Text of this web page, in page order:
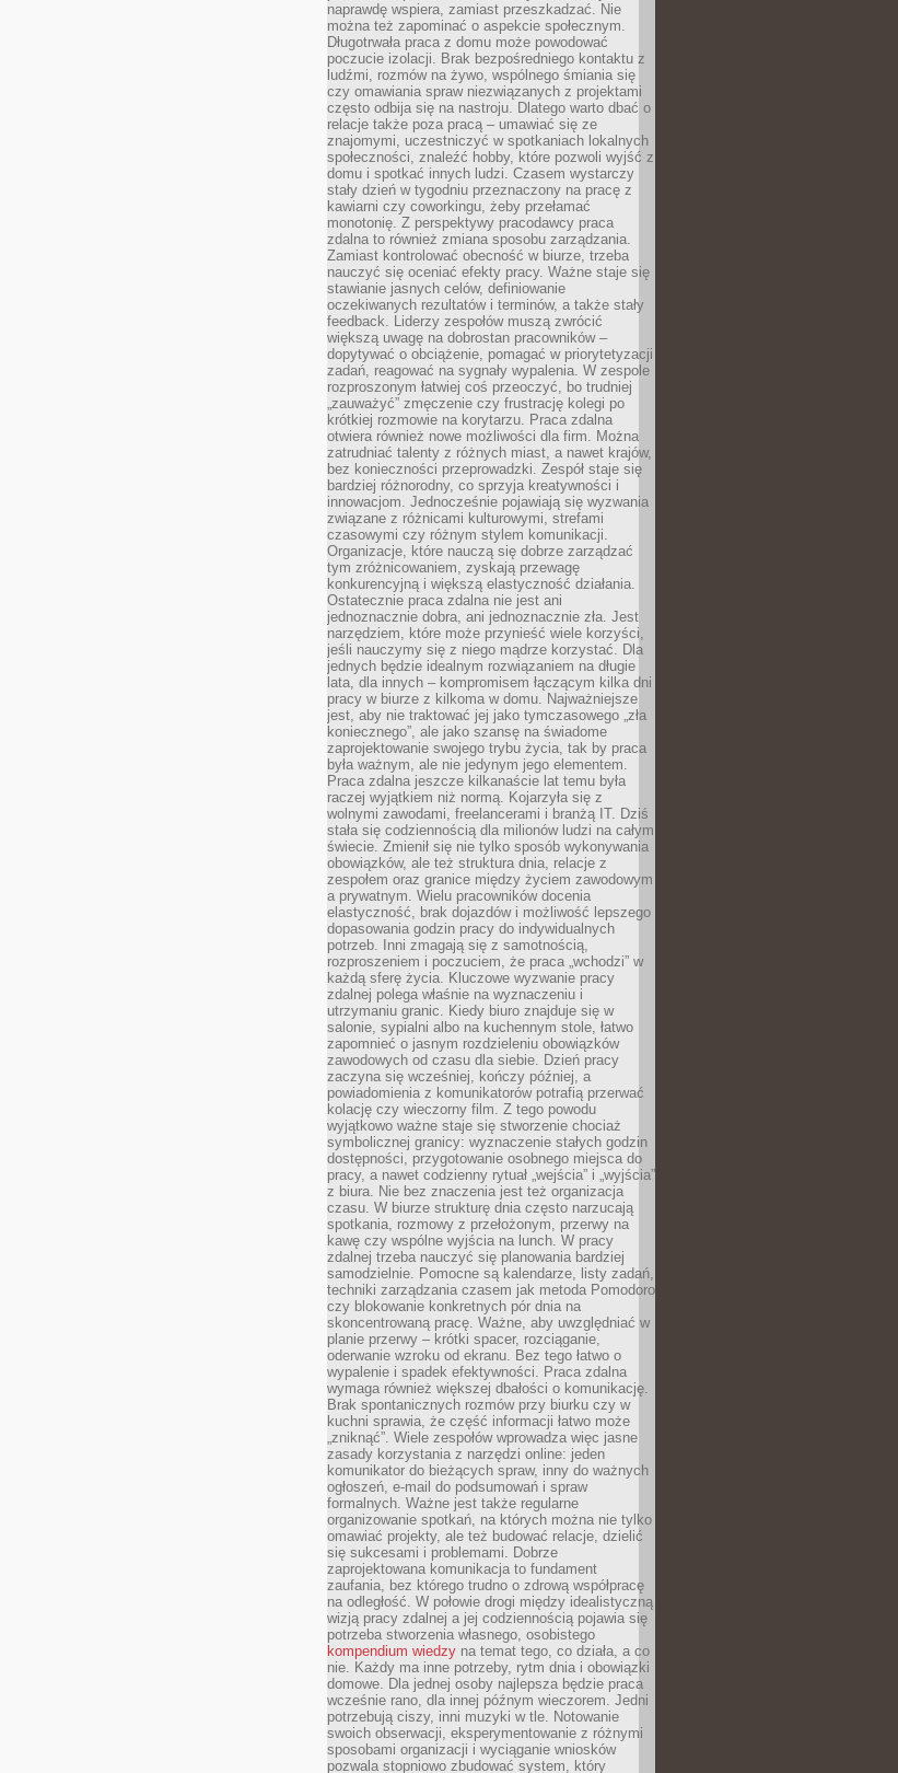
naprawdę wspiera, zamiast przeszkadzać. Nie
można też zapominać o aspekcie społecznym.
Długotrwała praca z domu może powodować
poczucie izolacji. Brak bezpośredniego kontaktu z
ludźmi, rozmów na żywo, wspólnego śmiania się
czy omawiania spraw niezwiązanych z projektami
często odbija się na nastroju. Dlatego warto dbać o
relacje także poza pracą – umawiać się ze
znajomymi, uczestniczyć w spotkaniach lokalnych
społeczności, znaleźć hobby, które pozwoli wyjść z
domu i spotkać innych ludzi. Czasem wystarczy
stały dzień w tygodniu przeznaczony na pracę z
kawiarni czy coworkingu, żeby przełamać
monotonię. Z perspektywy pracodawcy praca
zdalna to również zmiana sposobu zarządzania.
Zamiast kontrolować obecność w biurze, trzeba
nauczyć się oceniać efekty pracy. Ważne staje się
stawianie jasnych celów, definiowanie
oczekiwanych rezultatów i terminów, a także stały
feedback. Liderzy zespołów muszą zwrócić
większą uwagę na dobrostan pracowników –
dopytywać o obciążenie, pomagać w priorytetyzacji
zadań, reagować na sygnały wypalenia. W zespole
rozproszonym łatwiej coś przeoczyć, bo trudniej
„zauważyć” zmęczenie czy frustrację kolegi po
krótkiej rozmowie na korytarzu. Praca zdalna
otwiera również nowe możliwości dla firm. Można
zatrudniać talenty z różnych miast, a nawet krajów,
bez konieczności przeprowadzki. Zespół staje się
bardziej różnorodny, co sprzyja kreatywności i
innowacjom. Jednocześnie pojawiają się wyzwania
związane z różnicami kulturowymi, strefami
czasowymi czy różnym stylem komunikacji.
Organizacje, które nauczą się dobrze zarządzać
tym zróżnicowaniem, zyskają przewagę
konkurencyjną i większą elastyczność działania.
Ostatecznie praca zdalna nie jest ani
jednoznacznie dobra, ani jednoznacznie zła. Jest
narzędziem, które może przynieść wiele korzyści,
jeśli nauczymy się z niego mądrze korzystać. Dla
jednych będzie idealnym rozwiązaniem na długie
lata, dla innych – kompromisem łączącym kilka dni
pracy w biurze z kilkoma w domu. Najważniejsze
jest, aby nie traktować jej jako tymczasowego „zła
koniecznego”, ale jako szansę na świadome
zaprojektowanie swojego trybu życia, tak by praca
była ważnym, ale nie jedynym jego elementem.
Praca zdalna jeszcze kilkanaście lat temu była
raczej wyjątkiem niż normą. Kojarzyła się z
wolnymi zawodami, freelancerami i branżą IT. Dziś
stała się codziennością dla milionów ludzi na całym
świecie. Zmienił się nie tylko sposób wykonywania
obowiązków, ale też struktura dnia, relacje z
zespołem oraz granice między życiem zawodowym
a prywatnym. Wielu pracowników docenia
elastyczność, brak dojazdów i możliwość lepszego
dopasowania godzin pracy do indywidualnych
potrzeb. Inni zmagają się z samotnością,
rozproszeniem i poczuciem, że praca „wchodzi” w
każdą sferę życia. Kluczowe wyzwanie pracy
zdalnej polega właśnie na wyznaczeniu i
utrzymaniu granic. Kiedy biuro znajduje się w
salonie, sypialni albo na kuchennym stole, łatwo
zapomnieć o jasnym rozdzieleniu obowiązków
zawodowych od czasu dla siebie. Dzień pracy
zaczyna się wcześniej, kończy później, a
powiadomienia z komunikatorów potrafią przerwać
kolację czy wieczorny film. Z tego powodu
wyjątkowo ważne staje się stworzenie chociaż
symbolicznej granicy: wyznaczenie stałych godzin
dostępności, przygotowanie osobnego miejsca do
pracy, a nawet codzienny rytuał „wejścia” i „wyjścia”
z biura. Nie bez znaczenia jest też organizacja
czasu. W biurze strukturę dnia często narzucają
spotkania, rozmowy z przełożonym, przerwy na
kawę czy wspólne wyjścia na lunch. W pracy
zdalnej trzeba nauczyć się planowania bardziej
samodzielnie. Pomocne są kalendarze, listy zadań,
techniki zarządzania czasem jak metoda Pomodoro
czy blokowanie konkretnych pór dnia na
skoncentrowaną pracę. Ważne, aby uwzględniać w
planie przerwy – krótki spacer, rozciąganie,
oderwanie wzroku od ekranu. Bez tego łatwo o
wypalenie i spadek efektywności. Praca zdalna
wymaga również większej dbałości o komunikację.
Brak spontanicznych rozmów przy biurku czy w
kuchni sprawia, że część informacji łatwo może
„zniknąć”. Wiele zespołów wprowadza więc jasne
zasady korzystania z narzędzi online: jeden
komunikator do bieżących spraw, inny do ważnych
ogłoszeń, e-mail do podsumowań i spraw
formalnych. Ważne jest także regularne
organizowanie spotkań, na których można nie tylko
omawiać projekty, ale też budować relacje, dzielić
się sukcesami i problemami. Dobrze
zaprojektowana komunikacja to fundament
zaufania, bez którego trudno o zdrową współpracę
na odległość. W połowie drogi między idealistyczną
wizją pracy zdalnej a jej codziennością pojawia się
potrzeba stworzenia własnego, osobistego
kompendium wiedzy na temat tego, co działa, a co
nie. Każdy ma inne potrzeby, rytm dnia i obowiązki
domowe. Dla jednej osoby najlepsza będzie praca
wcześnie rano, dla innej późnym wieczorem. Jedni
potrzebują ciszy, inni muzyki w tle. Notowanie
swoich obserwacji, eksperymentowanie z różnymi
sposobami organizacji i wyciąganie wniosków
pozwala stopniowo zbudować system, który